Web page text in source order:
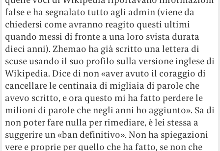
false e ha segnalato tutto agli admin (viene da
chiedersi come avranno reagito questi ultimi
quando messi di fronte a una loro svista durata
dieci anni). Zhemao ha già scritto una lettera di
scuse usando il suo profilo sulla versione inglese di
Wikipedia. Dice di non «aver avuto il coraggio di
cancellare le centinaia di migliaia di parole che
avevo scritto, e ora questo mi ha fatto perdere le
milioni di parole che negli anni ho aggiunto». Sa di
non poter fare nulla per rimediare, è lei stessa a
suggerire un «ban definitivo». Non ha spiegazioni
vere e proprie per quello che ha fatto, se non che